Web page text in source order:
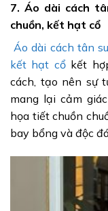
7. Áo dài cách
chuồn, kết hạt cổ
Áo dài cách tân
kết hạt cổkết
cách, tạo nên sự
mang lại cảm
họa tiết chuồn
bay bổng và độc